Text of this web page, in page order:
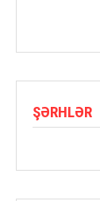
ŞƏRHLƏR